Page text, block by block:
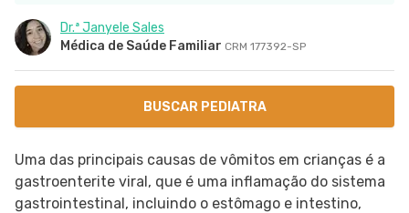
SIGA O TUA SAÚDE NAS REDES SOCIAIS
Dr.ª Janyele Sales
Médica de Saúde Familiar CRM 177392-SP
BUSCAR PEDIATRA
Uma das principais causas de vômitos em crianças é a
gastroenterite viral, que é uma inflamação do sistema
gastrointestinal, incluindo o estômago e intestino,